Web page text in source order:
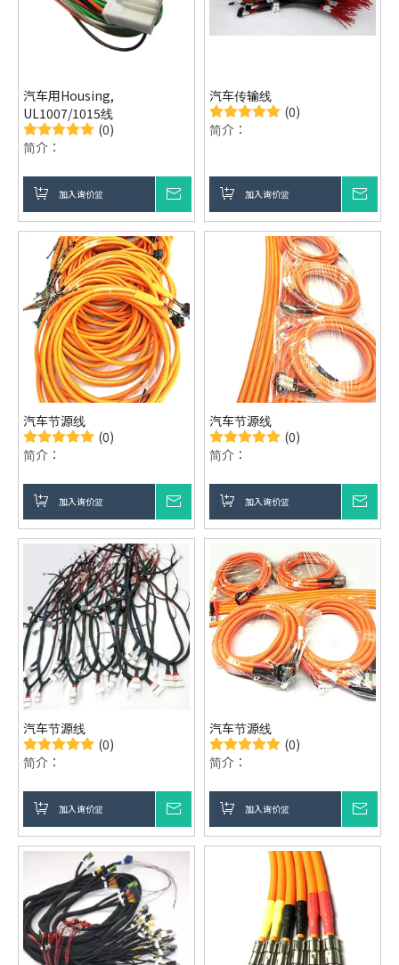
汽车用Housing,
UL1007/1015线
(0)
简介：
加入询价篮
汽车传输线
(0)
简介：
加入询价篮
汽车节源线
(0)
简介：
加入询价篮
汽车节源线
(0)
简介：
加入询价篮
汽车节源线
(0)
简介：
加入询价篮
汽车节源线
(0)
简介：
加入询价篮